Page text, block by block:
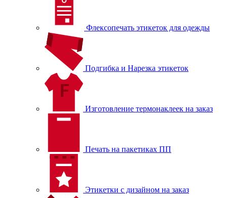
Флексопечать этикеток для одежды
Подгибка и Нарезка этикеток
Изготовление термонаклеек на заказ
Печать на пакетиках ПП
Этикетки с дизайном на заказ